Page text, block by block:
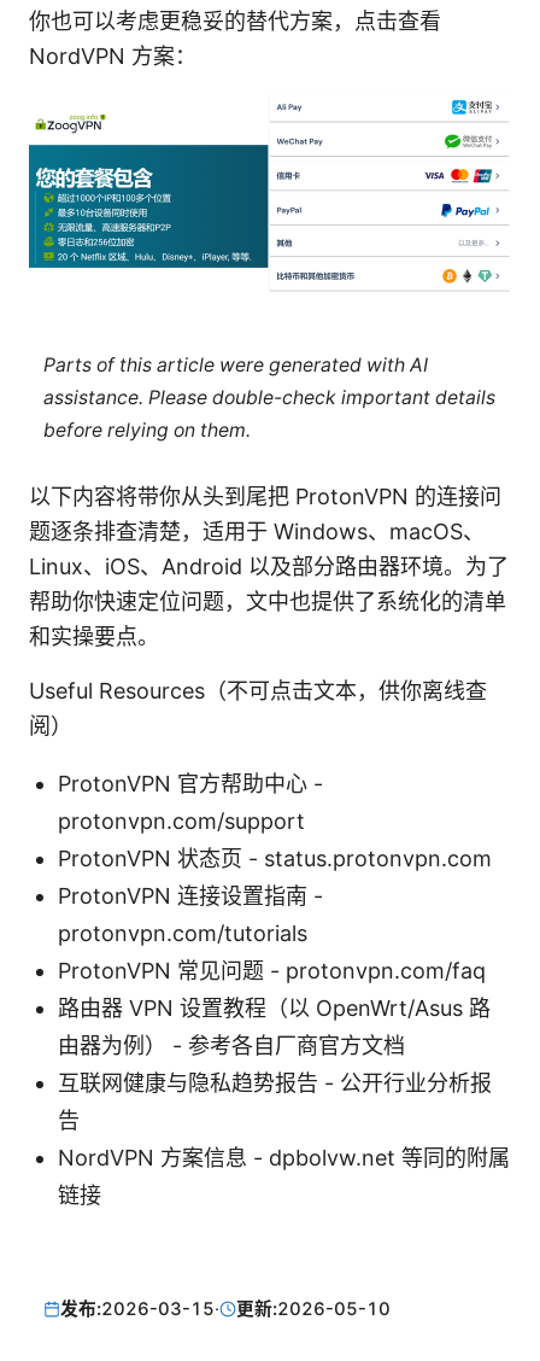
你也可以考虑更稳妥的替代方案，点击查看
NordVPN 方案：
Parts of this article were generated with AI
assistance. Please double-check important details
before relying on them.
以下内容将带你从头到尾把 ProtonVPN 的连接问
题逐条排查清楚，适用于 Windows、macOS、
Linux、iOS、Android 以及部分路由器环境。为了
帮助你快速定位问题，文中也提供了系统化的清单
和实操要点。
Useful Resources（不可点击文本，供你离线查
阅）
ProtonVPN 官方帮助中心 -
protonvpn.com/support
ProtonVPN 状态页 - status.protonvpn.com
ProtonVPN 连接设置指南 -
protonvpn.com/tutorials
ProtonVPN 常见问题 - protonvpn.com/faq
路由器 VPN 设置教程（以 OpenWrt/Asus 路
由器为例） - 参考各自厂商官方文档
互联网健康与隐私趋势报告 - 公开行业分析报
告
NordVPN 方案信息 - dpbolvw.net 等同的附属
链接
发布:2026-03-15· 更新:2026-05-10